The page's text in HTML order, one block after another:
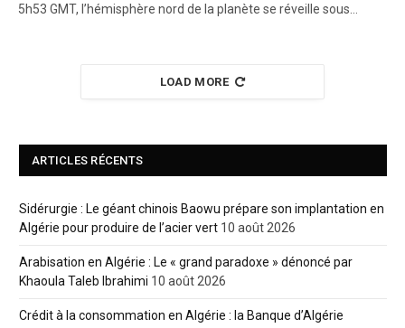
5h53 GMT, l’hémisphère nord de la planète se réveille sous…
LOAD MORE
ARTICLES RÉCENTS
Sidérurgie : Le géant chinois Baowu prépare son implantation en
Algérie pour produire de l’acier vert 10 août 2026
Arabisation en Algérie : Le « grand paradoxe » dénoncé par
Khaoula Taleb Ibrahimi 10 août 2026
Crédit à la consommation en Algérie : la Banque d’Algérie